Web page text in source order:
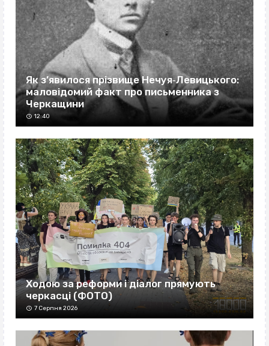
Як з’явилося прізвище Нечуя‐Левицького:
маловідомий факт про письменника з
Черкащини
12:40
Ходою за реформи і діалог прямують
черкасці (ФОТО)
7 Серпня 2026